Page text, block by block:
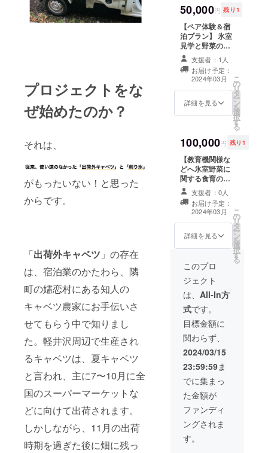
プロジェクトをな
ぜ始めたのか？
それは、
がもったいない！と思った
からです。
「出荷外キャベツ 」の存在
は、宿泊業のかたわら、隣
町の嬬恋村にある知人の
キャベツ農家にお手伝いさ
せてもらう中で知りまし
た。軽井沢周辺で生産され
るキャベツは、夏キャベツ
と言われ、主に7〜10月に全
国のスーパーマーケットな
どに向けて出荷されます。
しかしながら、11月の出荷
時期を過ぎた後に畑に残っ
地までの交通費
は各自でご負担
ください。昼食
や喫茶などこち
らでご用意いた
します。 ・連絡
方法：詳細は
メールで連絡し
（長野県北佐久
郡軽井沢町発地
キャベツの取り
出し、プライ
ベートガイド付
き、昼食付き、
喫茶付き、キャ
ベツお土産付
き） ※最大４名
まで ・日時: 体
験日は2024年3
談になります
（要望があれば
場所: ペンション
にいみ 及び 近隣
の氷室（車でご
案内します） ・
交通費や滞在
費：現地までの
交通費は各自で
ご負担くださ
い。昼食や喫茶
用意いたしま
す。 ・連絡方
ルで連絡しま
す。 ※体験日は
応相談になりま
す。
50,000円 残り1
【ペア体験＆宿
泊プラン】 氷室
見学と野菜の取
り出し体験＆食
育プログラム
（収穫したキャ
ベツを使った昼
食付き、キャベ
ツお土産付き）
セット（2名1室
1泊朝食付）、修
了者は受講証明
書つき ・日時:
体験日は2024年
3月の宿泊状況を
もとに応相談に
なります（要望
があれば備考欄
い）。 ・場所:
ペンションにい
み 及び 近隣の氷
室（車でご案内
します） ・交通
費や滞在費：交
通費やご夕食は
各自ご負担くだ
さい。 ・連絡方
法：詳細はメー
ルで連絡しま
す。 ※軽井沢ペ
ンションにいみ
（http://karuiza
wa-niimi.com）
支援者：1人
お届け予定：
2024年03月
詳細を見る
こ
の
リ
タ
ー
ン
を
選
択
す
る
100,000円 残り1
【教育機関様な
どへ氷室野菜に
関する食育の講
演】（交通費等
応相談） ・日時:
2024年3月〜7月
までの期間
（メールでご相
談ください） ・
講演内容: 氷室プ
り組みを通じた
食育やESD（持
続可能な開発の
ための教育）に
ついて ・修了者
は受講証明書つ
き ※4名以上の研
修・視察で、現
地（ペンション
にいみ）にてご
合も歓迎しま
す。収容規模な
どもありますで
の詳細はメール
でご相談くださ
い。
支援者：0人
お届け予定：
2024年03月
詳細を見る
こ
の
リ
タ
ー
ン
を
選
択
す
る
このプロ
ジェクト
は、 All-In方
式です。
目標金額に
関わらず、
2024/03/15
23:59:59ま
でに集まっ
た金額が
ファンディ
ングされま
す。